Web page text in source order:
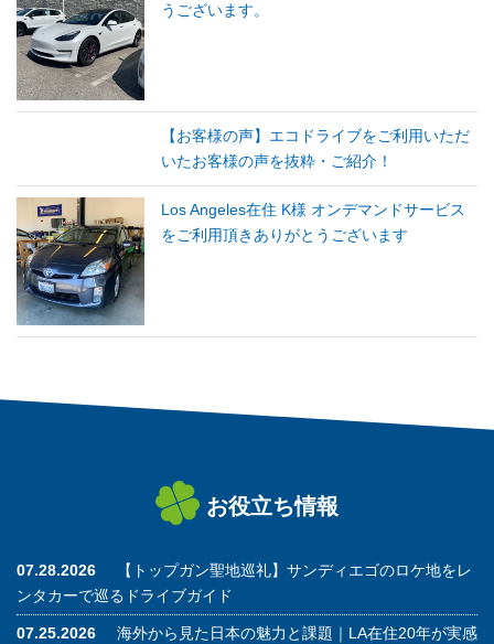
うございます。
【お客様の声】エコドライブをご利用いただ
いたお客様の声を抜粋・ご紹介！
Los Angeles在住 K様 オンデマンドサービス
をご利用頂きありがとうございます
お役立ち情報
07.28.2026
【トップガン聖地巡礼】サンディエゴのロケ地をレ
ンタカーで巡るドライブガイド
07.25.2026
海外から見た日本の魅力と課題｜LA在住20年が実感